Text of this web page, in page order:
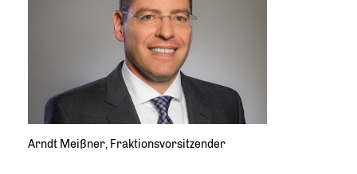
Arndt Meißner, Fraktionsvorsitzender